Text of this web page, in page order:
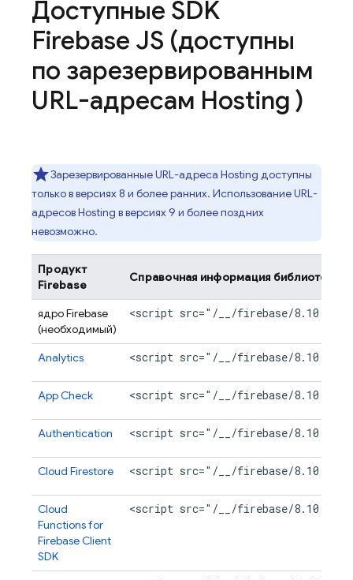
Доступные SDK
Firebase JS (доступны
по зарезервированным
URL-адресам Hosting )
Зарезервированные URL-адреса Hosting доступны
только в версиях 8 и более ранних. Использование URL-
адресовHosting в версиях 9 и более поздних
невозможно.
Продукт
Firebase
Справочная информация библиотеки
ядро Firebase
(необходимый)
<script src="/__/firebase/8.10.1/
Analytics <script src="/__/firebase/8.10.1/
App Check <script src="/__/firebase/8.10.1/
Authentication <script src="/__/firebase/8.10.1/
Cloud Firestore <script src="/__/firebase/8.10.1/
Cloud
Functions for
FirebaseClient
SDK
<script src="/__/firebase/8.10.1/